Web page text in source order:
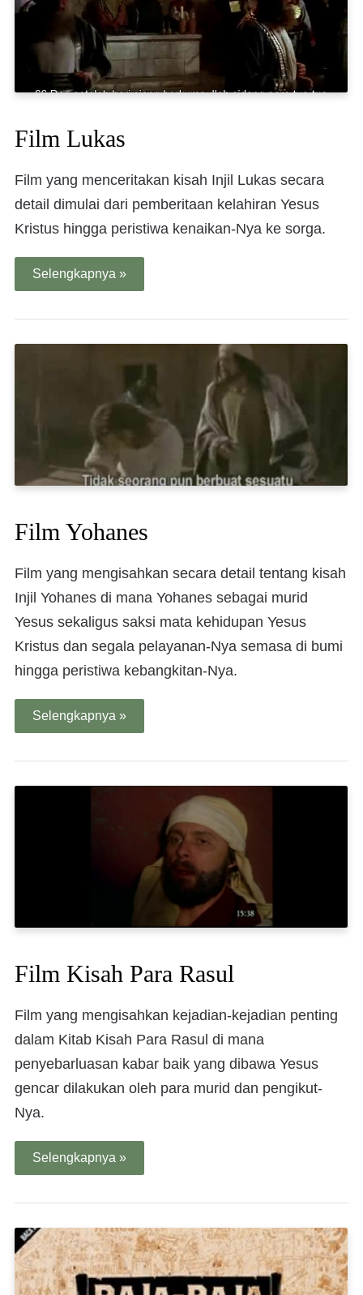
Film Lukas
Film yang menceritakan kisah Injil Lukas secara
detail dimulai dari pemberitaan kelahiran Yesus
Kristus hingga peristiwa kenaikan-Nya ke sorga.
Selengkapnya »
Film Yohanes
Film yang mengisahkan secara detail tentang kisah
Injil Yohanes di mana Yohanes sebagai murid
Yesus sekaligus saksi mata kehidupan Yesus
Kristus dan segala pelayanan-Nya semasa di bumi
hingga peristiwa kebangkitan-Nya.
Selengkapnya »
Film Kisah Para Rasul
Film yang mengisahkan kejadian-kejadian penting
dalam Kitab Kisah Para Rasul di mana
penyebarluasan kabar baik yang dibawa Yesus
gencar dilakukan oleh para murid dan pengikut-
Nya.
Selengkapnya »